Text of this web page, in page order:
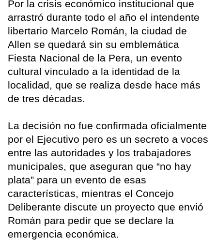
Por la crisis económico institucional que
arrastró durante todo el año el intendente
libertario Marcelo Román, la ciudad de
Allen se quedará sin su emblemática
Fiesta Nacional de la Pera, un evento
cultural vinculado a la identidad de la
localidad, que se realiza desde hace más
de tres décadas.
La decisión no fue confirmada oficialmente
por el Ejecutivo pero es un secreto a voces
entre las autoridades y los trabajadores
municipales, que aseguran que “no hay
plata” para un evento de esas
características, mientras el Concejo
Deliberante discute un proyecto que envió
Román para pedir que se declare la
emergencia económica.